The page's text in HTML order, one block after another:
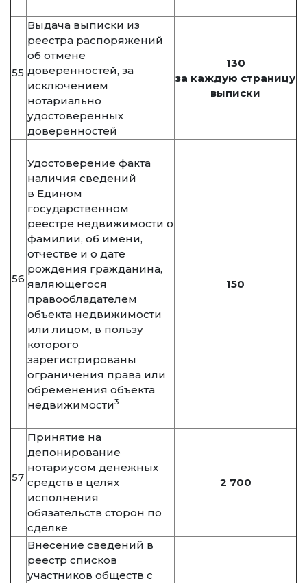
55
Выдача выписки из
реестра распоряжений
об отмене
доверенностей, за
исключением
нотариально
удостоверенных
доверенностей
130
за каждую страницу
выписки
56
Удостоверение факта
наличия сведений
в Едином
государственном
реестре недвижимости о
фамилии, об имени,
отчестве и о дате
рождения гражданина,
являющегося
правообладателем
объекта недвижимости
или лицом, в пользу
которого
зарегистрированы
ограничения права или
обременения объекта
недвижимости3
150
57
Принятие на
депонирование
нотариусом денежных
средств в целях
исполнения
обязательств сторон по
сделке
2 700
Внесение сведений в
реестр списков
участников обществ с